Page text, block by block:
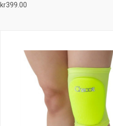
Compare
kr399.00